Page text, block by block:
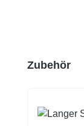
Zubehör